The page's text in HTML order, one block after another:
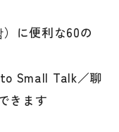
に便利な60の
Small Talk／聊
きます